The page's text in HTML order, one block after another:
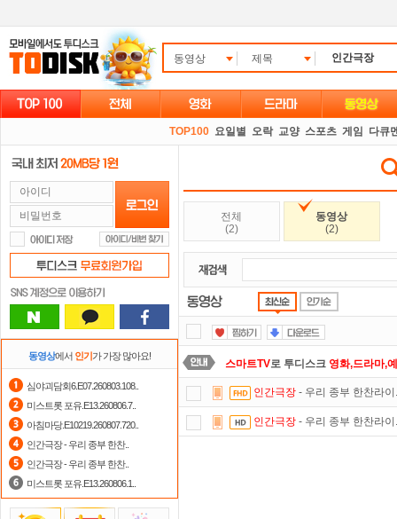
동영상 제목
TOP100 요일별 오락 교양 스포츠 게임 다큐
동영상에서 인기가 가장 많아요!
심야괴담회6.E07.260803.108..
미스트롯 포유.E13.260806.7..
아침마당.E10219.260807.720..
인간극장 - 우리 종부 한찬..
인간극장 - 우리 종부 한찬..
미스트롯 포유.E13.260806.1..
전체
(2)
동영상
(2)
스마트TV로 투디스크 영화,드라마,
댓글만 잘써도무료 포인트 를 드립
출석체크이벤트! 매일매일 출석체
인간극장 - 우리 종부 한찬라
인간극장 - 우리 종부 한찬라